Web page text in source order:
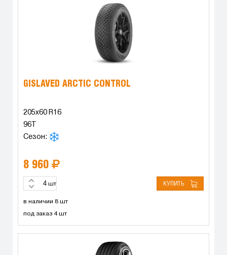
GISLAVED ARCTIC CONTROL
205x60 R16
96T
Сезон:
8 960
шт КУПИТЬ
в наличии 8 шт
под заказ 4 шт